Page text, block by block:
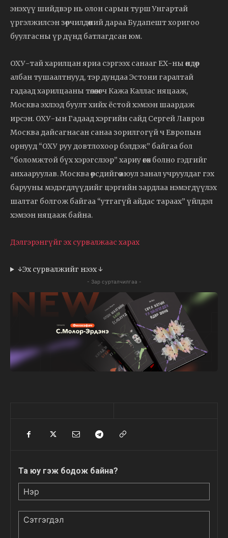
энэхүү шийдвэр нь олон сарын турш Унгартай
үргэлжилсэн зөрчилдөөний дараа Будапешт хоригоо
буулгасны үр дүнд батлагдсан юм.
ОХУ-тай харилцан яриа сэргээх санааг ЕХ-ны өндөр
албан тушаалтнууд, тэр дундаа Эстони гаралтай
гадаад харилцааны төлөөлөгч Кажа Каллас няцааж,
Москва эхлээд буулт хийх ёстой хэмээн шаардаж
ирсэн. ОХУ-ын Гадаад хэргийн сайд Сергей Лавров
Москва дайсагнасан санаа зорилгогүй ч Европын
орнууд “ОХУ руу довтлохоор бэлдэж” байгаа бол
“боломжтой бүх хэрэгслээр” хариу өгөх болно гэдгийг
анхааруулав. Москва өөрсдийгөө аюул занал учруулдаг гэх
барууны мэдэгдлүүдийг цэргийн зардлаа нэмэгдүүлэх
шалтаг болгож байгаа “утгагүй айдас тараах” үйлдэл
хэмээн няцааж байна.
Дэлгэрэнгүйг эх сурвалжаас харах
↓Эх сурвалжийг нээх ↓
- Зар сурталчилгаа -
Та юу гэж бодож байна?